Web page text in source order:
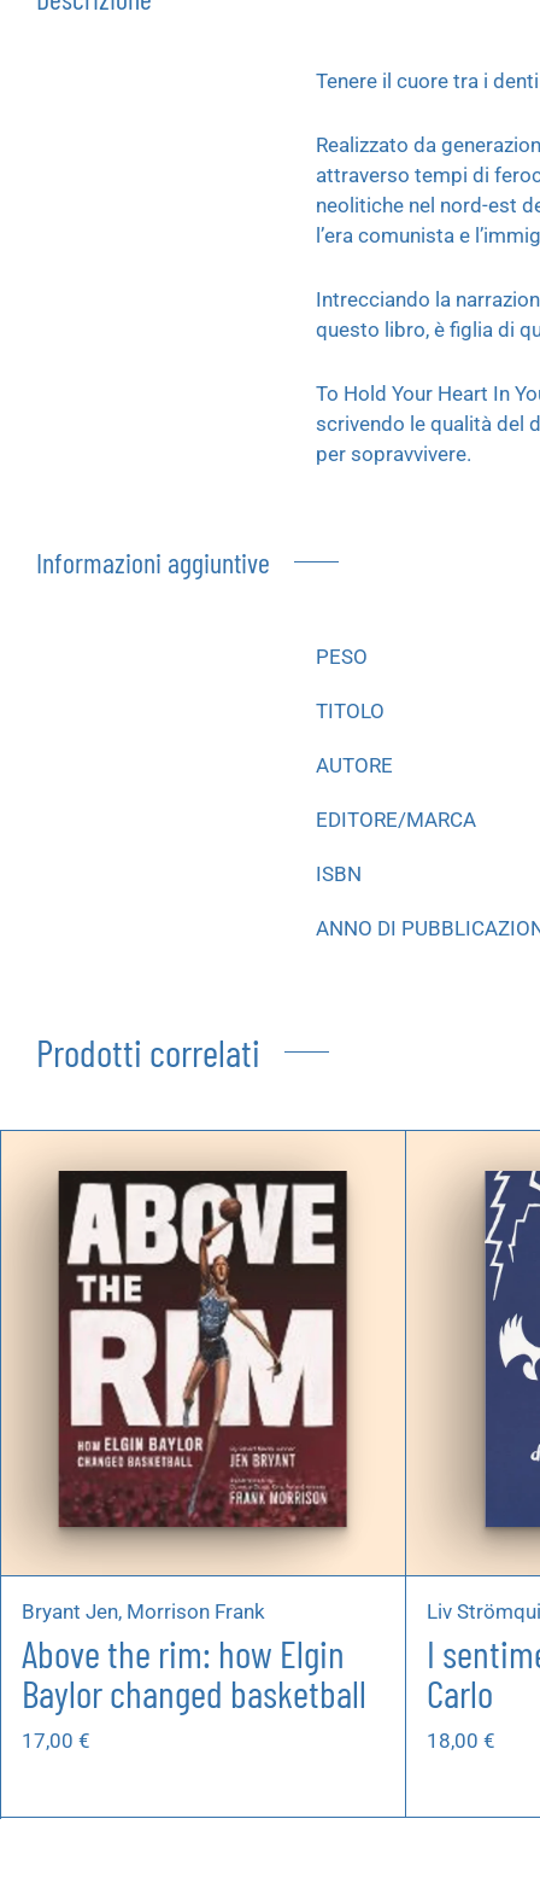
Tenere il cuore tra i
Realizzato da
attraverso tempi di
neolitiche nel nord-est
l’era comunista e
Intrecciando la
questo libro, è figlia di
To Hold Your Heart In
scrivendo le qualità del
per sopravvivere.
Informazioni aggiuntive
PESO
TITOLO
AUTORE
EDITORE/MARCA
ISBN
ANNO DI
Prodotti correlati
Bryant Jen, Morrison Frank
Above the rim: how Elgin
Baylor changed basketball
17,00 €
Liv
I
Carlo
18,00 €